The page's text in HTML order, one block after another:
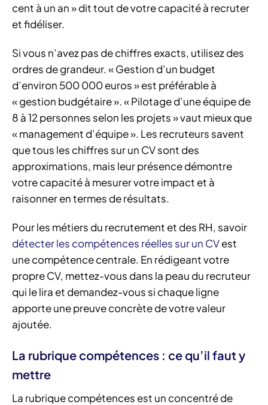
cent à un an » dit tout de votre capacité à recruter
et fidéliser.
Si vous n’avez pas de chiffres exacts, utilisez des
ordres de grandeur. « Gestion d’un budget
d’environ 500 000 euros » est préférable à
« gestion budgétaire ». « Pilotage d’une équipe de
8 à 12 personnes selon les projets » vaut mieux que
« management d’équipe ». Les recruteurs savent
que tous les chiffres sur un CV sont des
approximations, mais leur présence démontre
votre capacité à mesurer votre impact et à
raisonner en termes de résultats.
Pour les métiers du recrutement et des RH, savoir
détecter les compétences réelles sur un CVest
une compétence centrale. En rédigeant votre
propre CV, mettez-vous dans la peau du recruteur
qui le lira et demandez-vous si chaque ligne
apporte une preuve concrète de votre valeur
ajoutée.
La rubrique compétences : ce qu’il faut y
mettre
La rubrique compétences est un concentré de